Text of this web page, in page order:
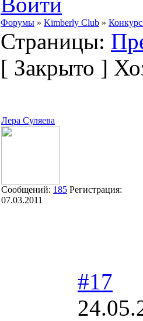
Форумы » Kimberly Club »
Страницы:
[ Закрыто ]
Лера Суляева
Сообщений: 185 Регистрация:
07.03.2011
#17